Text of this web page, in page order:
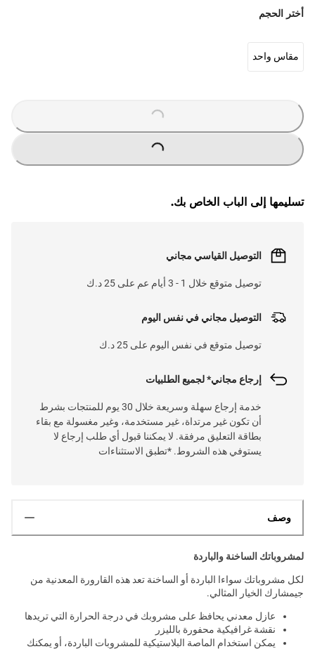
أختر الحجم
مقاس واحد
L
.
L
.
تسليمها إلى الباب الخاص بك.
التوصيل القياسي مجاني
توصيل متوقع خلال 1 - 3 أيام عم على 25 د.ك
التوصيل مجاني في نفس اليوم
توصيل متوقع في نفس اليوم على 25 د.ك
إرجاع مجاني* لجميع الطلبيات
خدمة إرجاع سهلة وسريعة خلال 30 يوم للمنتجات بشرط
أن تكون غير مرتداة، غير مستخدمة، وغير مغسولة مع بقاء
بطاقة التعليق مرفقة. لا يمكننا قبول أي طلب إرجاع لا
يستوفي هذه الشروط. *تطبق الاستثناءات
وصف
لمشروباتك الساخنة والباردة
لكل مشروباتك سواءا الباردة أو الساخنة تعد هذه القارورة المعدنية من
جيمشارك الخيار المثالي.
عازل معدني يحافظ على مشروبك في درجة الحرارة التي تريدها
نقشة غرافيكية محفورة بالليزر
يمكن استخدام الماصة البلاستيكية للمشروبات الباردة، أو يمكنك